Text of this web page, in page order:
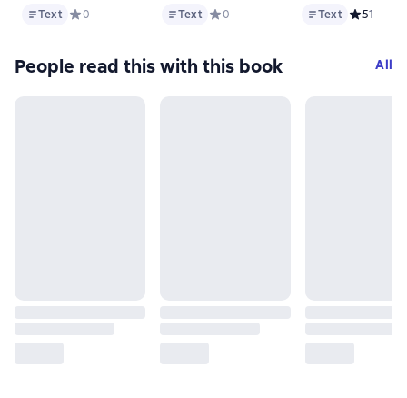
TextText Средний рейтинг 0 на основе 0 оценок
0 TextText Средний рейтинг 0 на основе 0
0 TextText Средний
51
People read this with this book All